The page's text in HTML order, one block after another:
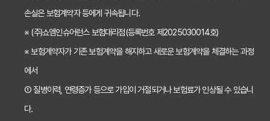
임플란트, 크라운 치료비 부담? 치아보험 비교사이트 활용법 및 보장꿀팁
2026년 치아보험, 가격 vs 보장! 비교 분석으로 나에게 딱 맞는 보험 찾기
손실은 보험계약자 등에게 귀속됩니다.
※ (주)쇼엠인슈어런스 보험대리점(등록번호 제2025030014호)
※ 보험계약자가 기존 보험계약을 해지하고 새로운 보험계약을 체결하는 과정
에서
① 질병이력, 연령증가 등으로 가입이 거절되거나 보험료가 인상될 수 있습니
다.